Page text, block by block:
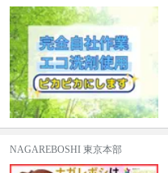
NAGAREBOSHI 東京本部